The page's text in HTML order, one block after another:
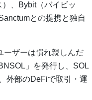
、Bybit（バイビッ
との提携と独自
ーザーは慣れ親しんだ
」を発行し、SOL
外部のDeFiで取引・運